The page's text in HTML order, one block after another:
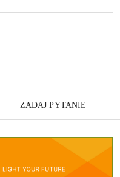
ZADAJ PYTANIE